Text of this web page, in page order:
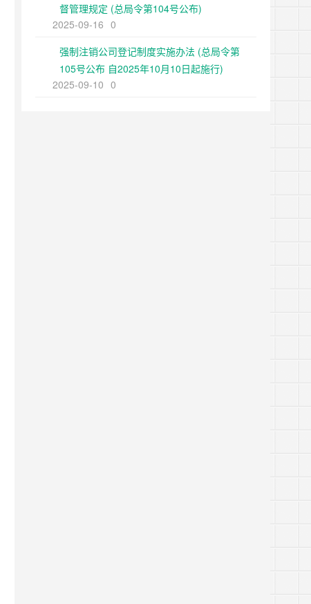
督管理规定 (总局令第104号公布)
2025-09-16 0
强制注销公司登记制度实施办法 (总局令第
105号公布 自2025年10月10日起施行)
2025-09-10 0